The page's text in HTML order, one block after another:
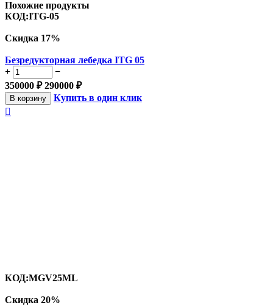
Похожие продукты
КОД:ITG-05
Скидка 17%
Безредукторная лебедка ITG 05
+
−
350000 ₽ 290000 ₽
В корзину
Купить в один клик

КОД:MGV25ML
Скидка 20%